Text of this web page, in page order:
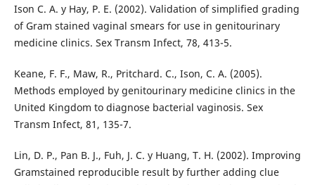
Ison C. A. y Hay, P. E. (2002). Validation of simplified grading
of Gram stained vaginal smears for use in genitourinary
medicine clinics. Sex Transm Infect, 78, 413-5.
Keane, F. F., Maw, R., Pritchard. C., Ison, C. A. (2005).
Methods employed by genitourinary medicine clinics in the
United Kingdom to diagnose bacterial vaginosis. Sex
Transm Infect, 81, 135-7.
Lin, D. P., Pan B. J., Fuh, J. C. y Huang, T. H. (2002). Improving
Gramstained reproducible result by further adding clue